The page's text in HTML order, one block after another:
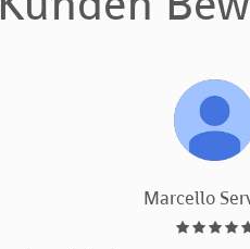
Marcello